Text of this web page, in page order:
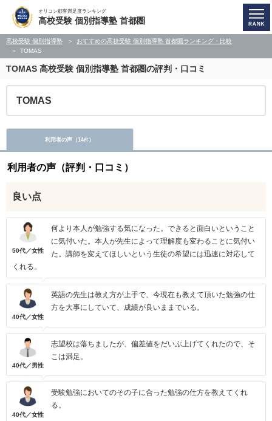
オリコン顧客満足度ランキング
高校受験 個別指導塾 首都圏
高校受験 個別指導塾
おすすめの高校受験 個別指導塾 首都圏ランキング・比較
TOMAS
TOMAS 高校受験 個別指導塾 首都圏の評判・口コミ
TOMAS
利用者の声（14件）
利用者の声（評判・口コミ）
良い点
50代／女性
何より本人が勉強する気になった。できると面白いということ
に気付いた。本人が先生によって理解度も変わることに気付い
た。講師を変えてほしいという生徒の希望には迅速に対応して
くれる。
40代／女性
英語の先生は教え方が上手で、今現在も教えて頂いた勉強の仕
方を大事にしていて、成績が良いままでいる。
40代／男性
志望校は落ちましたが、偏差値をだいぶ上げてくれたので、そ
こは満足。
40代／女性
受験勉強においてのその子に合った勉強の仕方を教えてくれ
る。